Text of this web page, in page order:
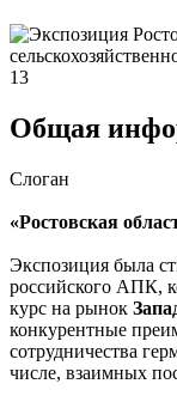
13
Общая
Слоган
«Ростовская
Экспозиция была
российского АПК,
курс на рынок
конкурентные
сотрудничества
числе, взаимных